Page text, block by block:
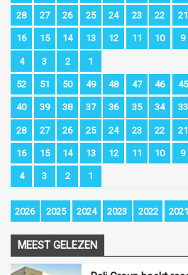
28 27 26 25 24 23 22 21
16 15 14 13 12 11 10 9
4 3 2 1
52 51 50 49 48 47 46 45
40 39 38 37 36 35 34 33
28 27 26 25 24 23 22 21
16 15 14 13 12 11 10 9
4 3 2 1
2026 2025 2024 2023 2022 2021
MEEST GELEZEN